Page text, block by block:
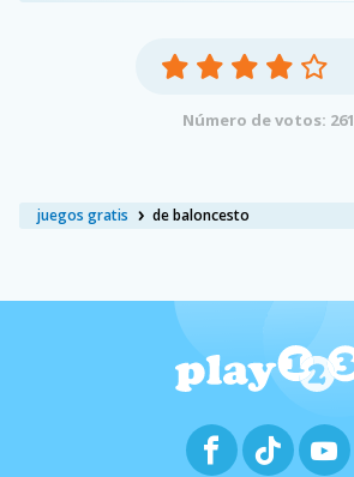
juegos gratis de baloncesto
Número de votos: 261